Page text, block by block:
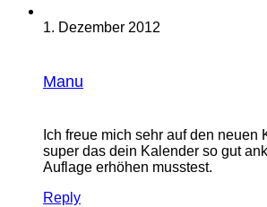
1. Dezember 2012
Manu
Ich freue mich sehr auf den neuen
super das dein Kalender so gut
Auflage erhöhen musstest.
Reply